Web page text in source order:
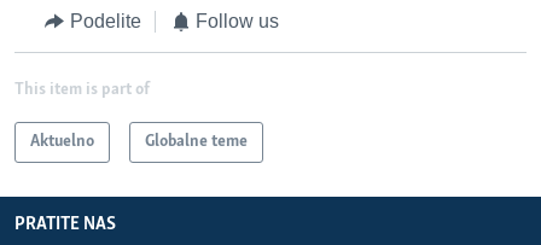
Podelite Follow us
This item is part of
Aktuelno Globalne teme
PRATITE NAS